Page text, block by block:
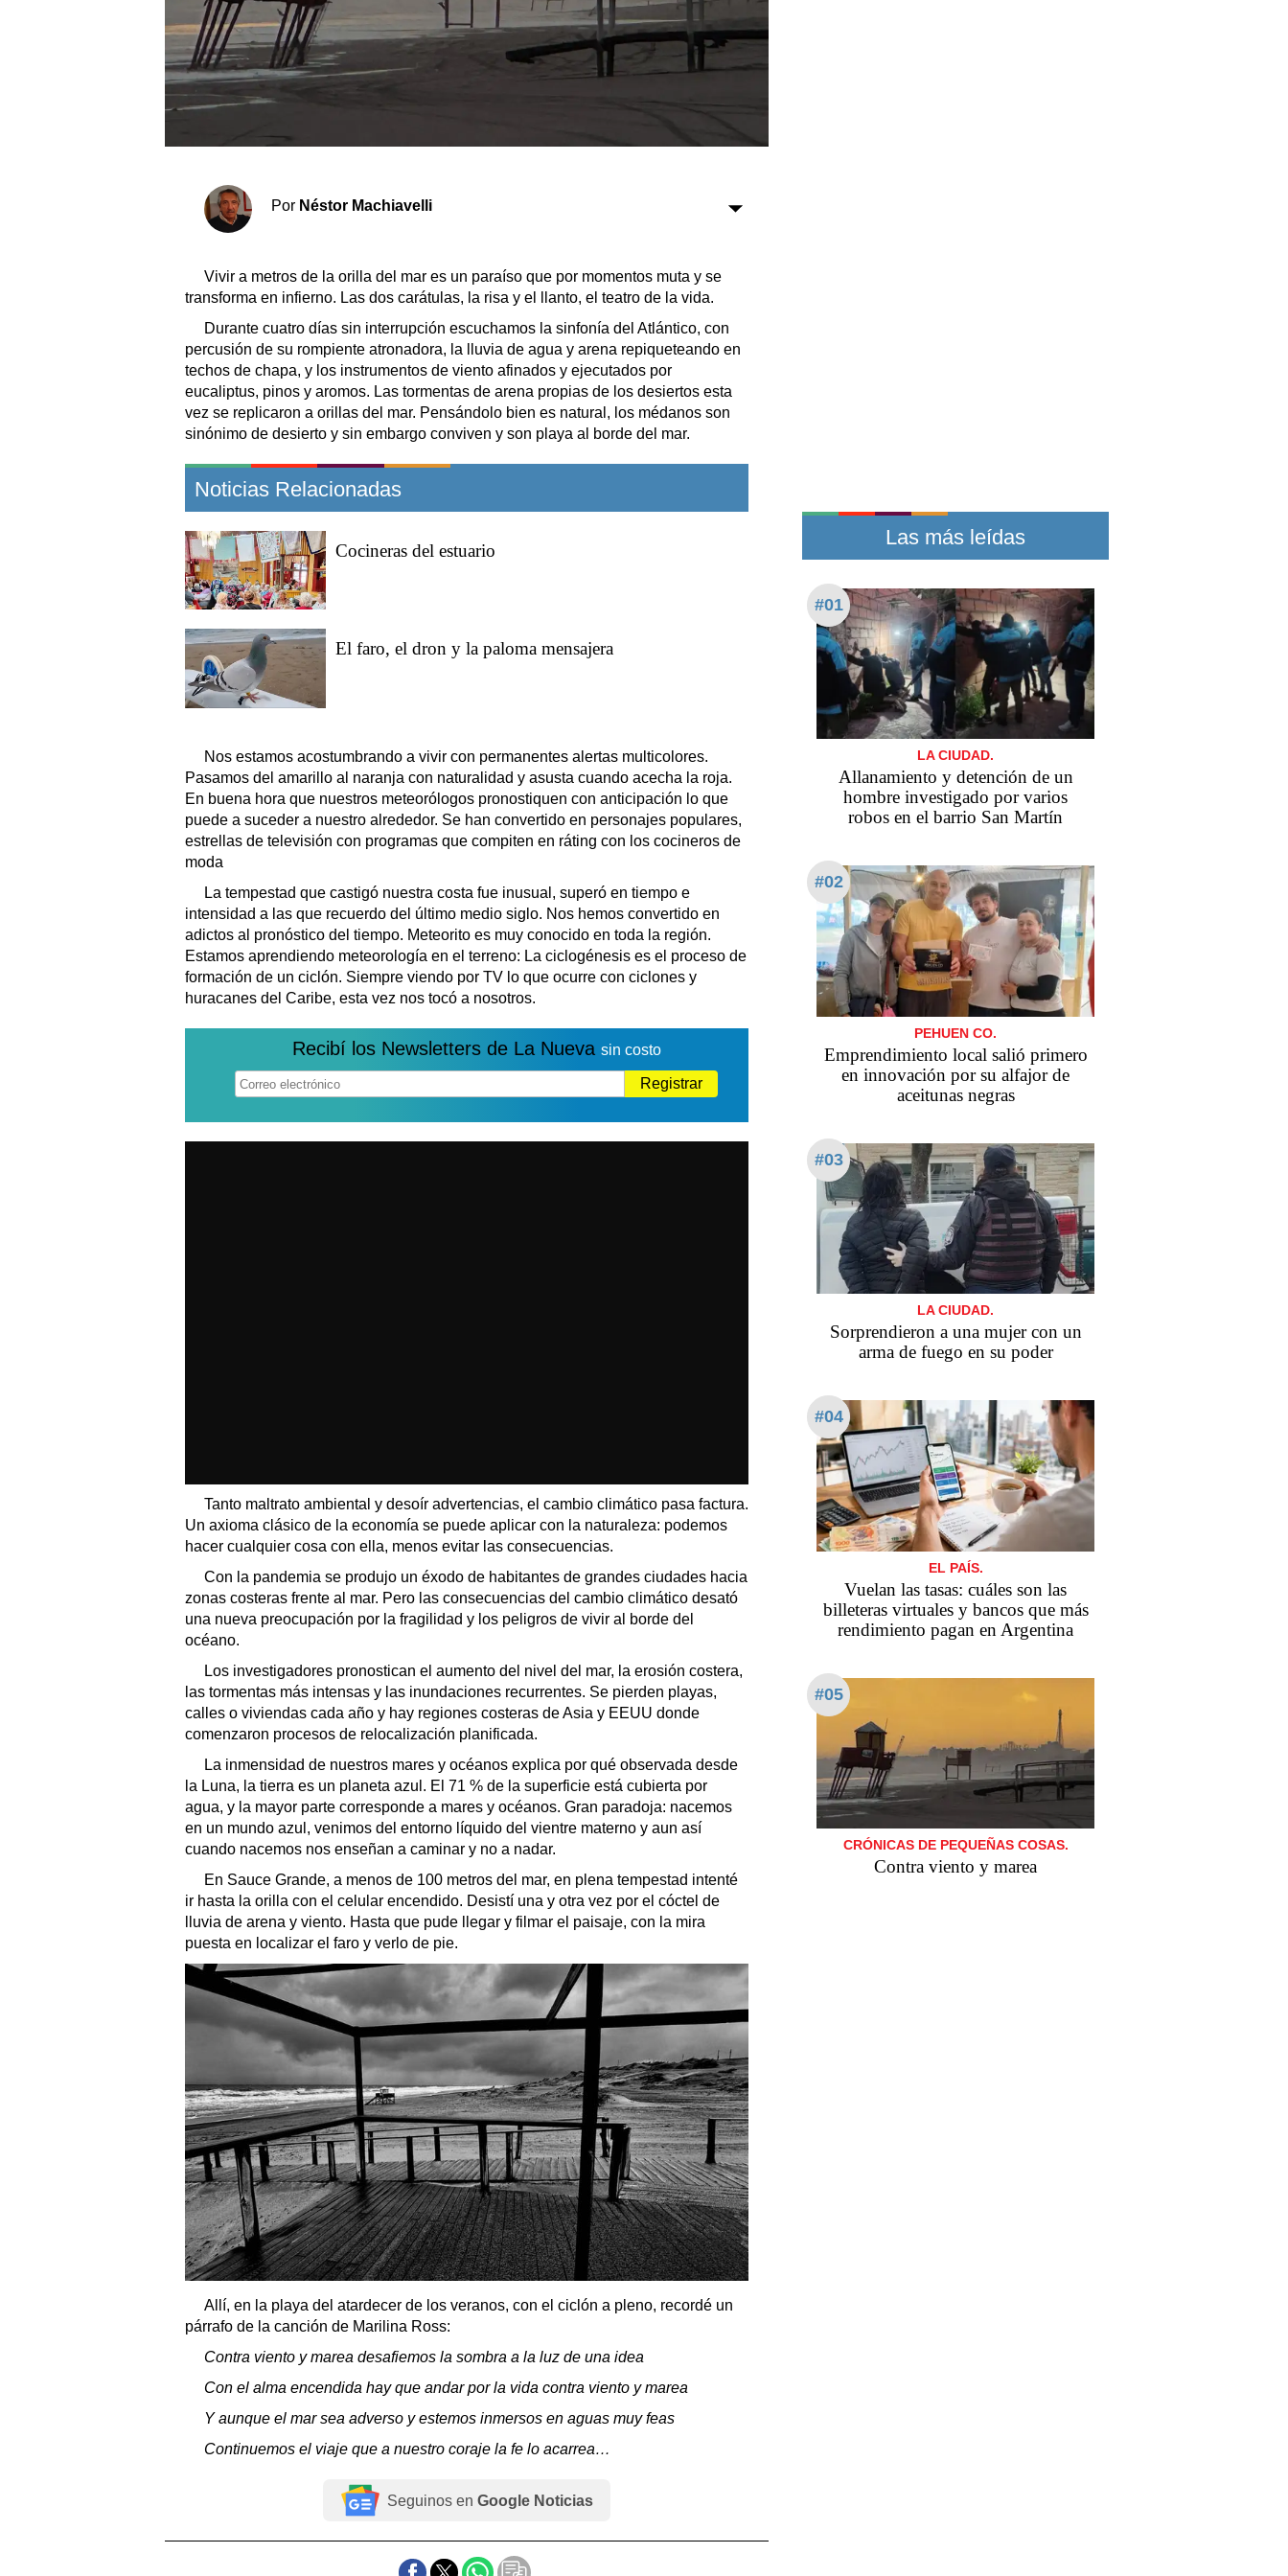
Sociedad y tiempo libre
Sociedad
Tecnología
Clasificados
Horóscopo
Servicios
Farmacias
Transportes
Loterías
Datos Útiles
Fúnebres
Edictos
Teléfonos de urgencia
Por Néstor Machiavelli
Vivir a metros de la orilla del mar es un paraíso que por momentos muta y se
transforma en infierno. Las dos carátulas, la risa y el llanto, el teatro de la vida.
Durante cuatro días sin interrupción escuchamos la sinfonía del Atlántico, con
percusión de su rompiente atronadora, la lluvia de agua y arena repiqueteando en
techos de chapa, y los instrumentos de viento afinados y ejecutados por
eucaliptus, pinos y aromos. Las tormentas de arena propias de los desiertos esta
vez se replicaron a orillas del mar. Pensándolo bien es natural, los médanos son
sinónimo de desierto y sin embargo conviven y son playa al borde del mar.
Noticias Relacionadas
Cocineras del estuario
El faro, el dron y la paloma mensajera
Nos estamos acostumbrando a vivir con permanentes alertas multicolores.
Pasamos del amarillo al naranja con naturalidad y asusta cuando acecha la roja.
En buena hora que nuestros meteorólogos pronostiquen con anticipación lo que
puede a suceder a nuestro alrededor. Se han convertido en personajes populares,
estrellas de televisión con programas que compiten en ráting con los cocineros de
moda
La tempestad que castigó nuestra costa fue inusual, superó en tiempo e
intensidad a las que recuerdo del último medio siglo. Nos hemos convertido en
adictos al pronóstico del tiempo. Meteorito es muy conocido en toda la región.
Estamos aprendiendo meteorología en el terreno: La ciclogénesis es el proceso de
formación de un ciclón. Siempre viendo por TV lo que ocurre con ciclones y
huracanes del Caribe, esta vez nos tocó a nosotros.
Recibí los Newsletters de La Nueva sin costo
Registrar
Tanto maltrato ambiental y desoír advertencias, el cambio climático pasa factura.
Un axioma clásico de la economía se puede aplicar con la naturaleza: podemos
hacer cualquier cosa con ella, menos evitar las consecuencias.
Con la pandemia se produjo un éxodo de habitantes de grandes ciudades hacia
zonas costeras frente al mar. Pero las consecuencias del cambio climático desató
una nueva preocupación por la fragilidad y los peligros de vivir al borde del
océano.
Los investigadores pronostican el aumento del nivel del mar, la erosión costera,
las tormentas más intensas y las inundaciones recurrentes. Se pierden playas,
calles o viviendas cada año y hay regiones costeras de Asia y EEUU donde
comenzaron procesos de relocalización planificada.
La inmensidad de nuestros mares y océanos explica por qué observada desde
la Luna, la tierra es un planeta azul. El 71 % de la superficie está cubierta por
agua, y la mayor parte corresponde a mares y océanos. Gran paradoja: nacemos
en un mundo azul, venimos del entorno líquido del vientre materno y aun así
cuando nacemos nos enseñan a caminar y no a nadar.
En Sauce Grande, a menos de 100 metros del mar, en plena tempestad intenté
ir hasta la orilla con el celular encendido. Desistí una y otra vez por el cóctel de
lluvia de arena y viento. Hasta que pude llegar y filmar el paisaje, con la mira
puesta en localizar el faro y verlo de pie.
Allí, en la playa del atardecer de los veranos, con el ciclón a pleno, recordé un
párrafo de la canción de Marilina Ross:
Contra viento y marea desafiemos la sombra a la luz de una idea
Con el alma encendida hay que andar por la vida contra viento y marea
Y aunque el mar sea adverso y estemos inmersos en aguas muy feas
Continuemos el viaje que a nuestro coraje la fe lo acarrea…
Seguinos en Google Noticias
Las más leídas
#01
LA CIUDAD.
Allanamiento y detención de un
hombre investigado por varios
robos en el barrio San Martín
#02
PEHUEN CO.
Emprendimiento local salió primero
en innovación por su alfajor de
aceitunas negras
#03
LA CIUDAD.
Sorprendieron a una mujer con un
arma de fuego en su poder
#04
EL PAÍS.
Vuelan las tasas: cuáles son las
billeteras virtuales y bancos que más
rendimiento pagan en Argentina
#05
CRÓNICAS DE PEQUEÑAS COSAS.
Contra viento y marea